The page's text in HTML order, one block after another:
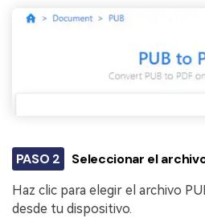
PASO 2 Seleccionar el
Haz clic para elegir el archivo
desde tu dispositivo.